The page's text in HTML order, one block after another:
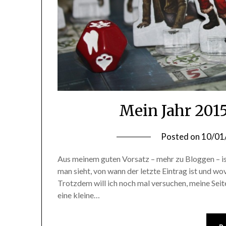
Mein Jahr
Posted on 10/
Aus meinem guten Vorsatz – mehr zu Bloggen
man sieht, von wann der letzte Eintrag ist und
Trotzdem will ich noch mal versuchen, meine
eine kleine…